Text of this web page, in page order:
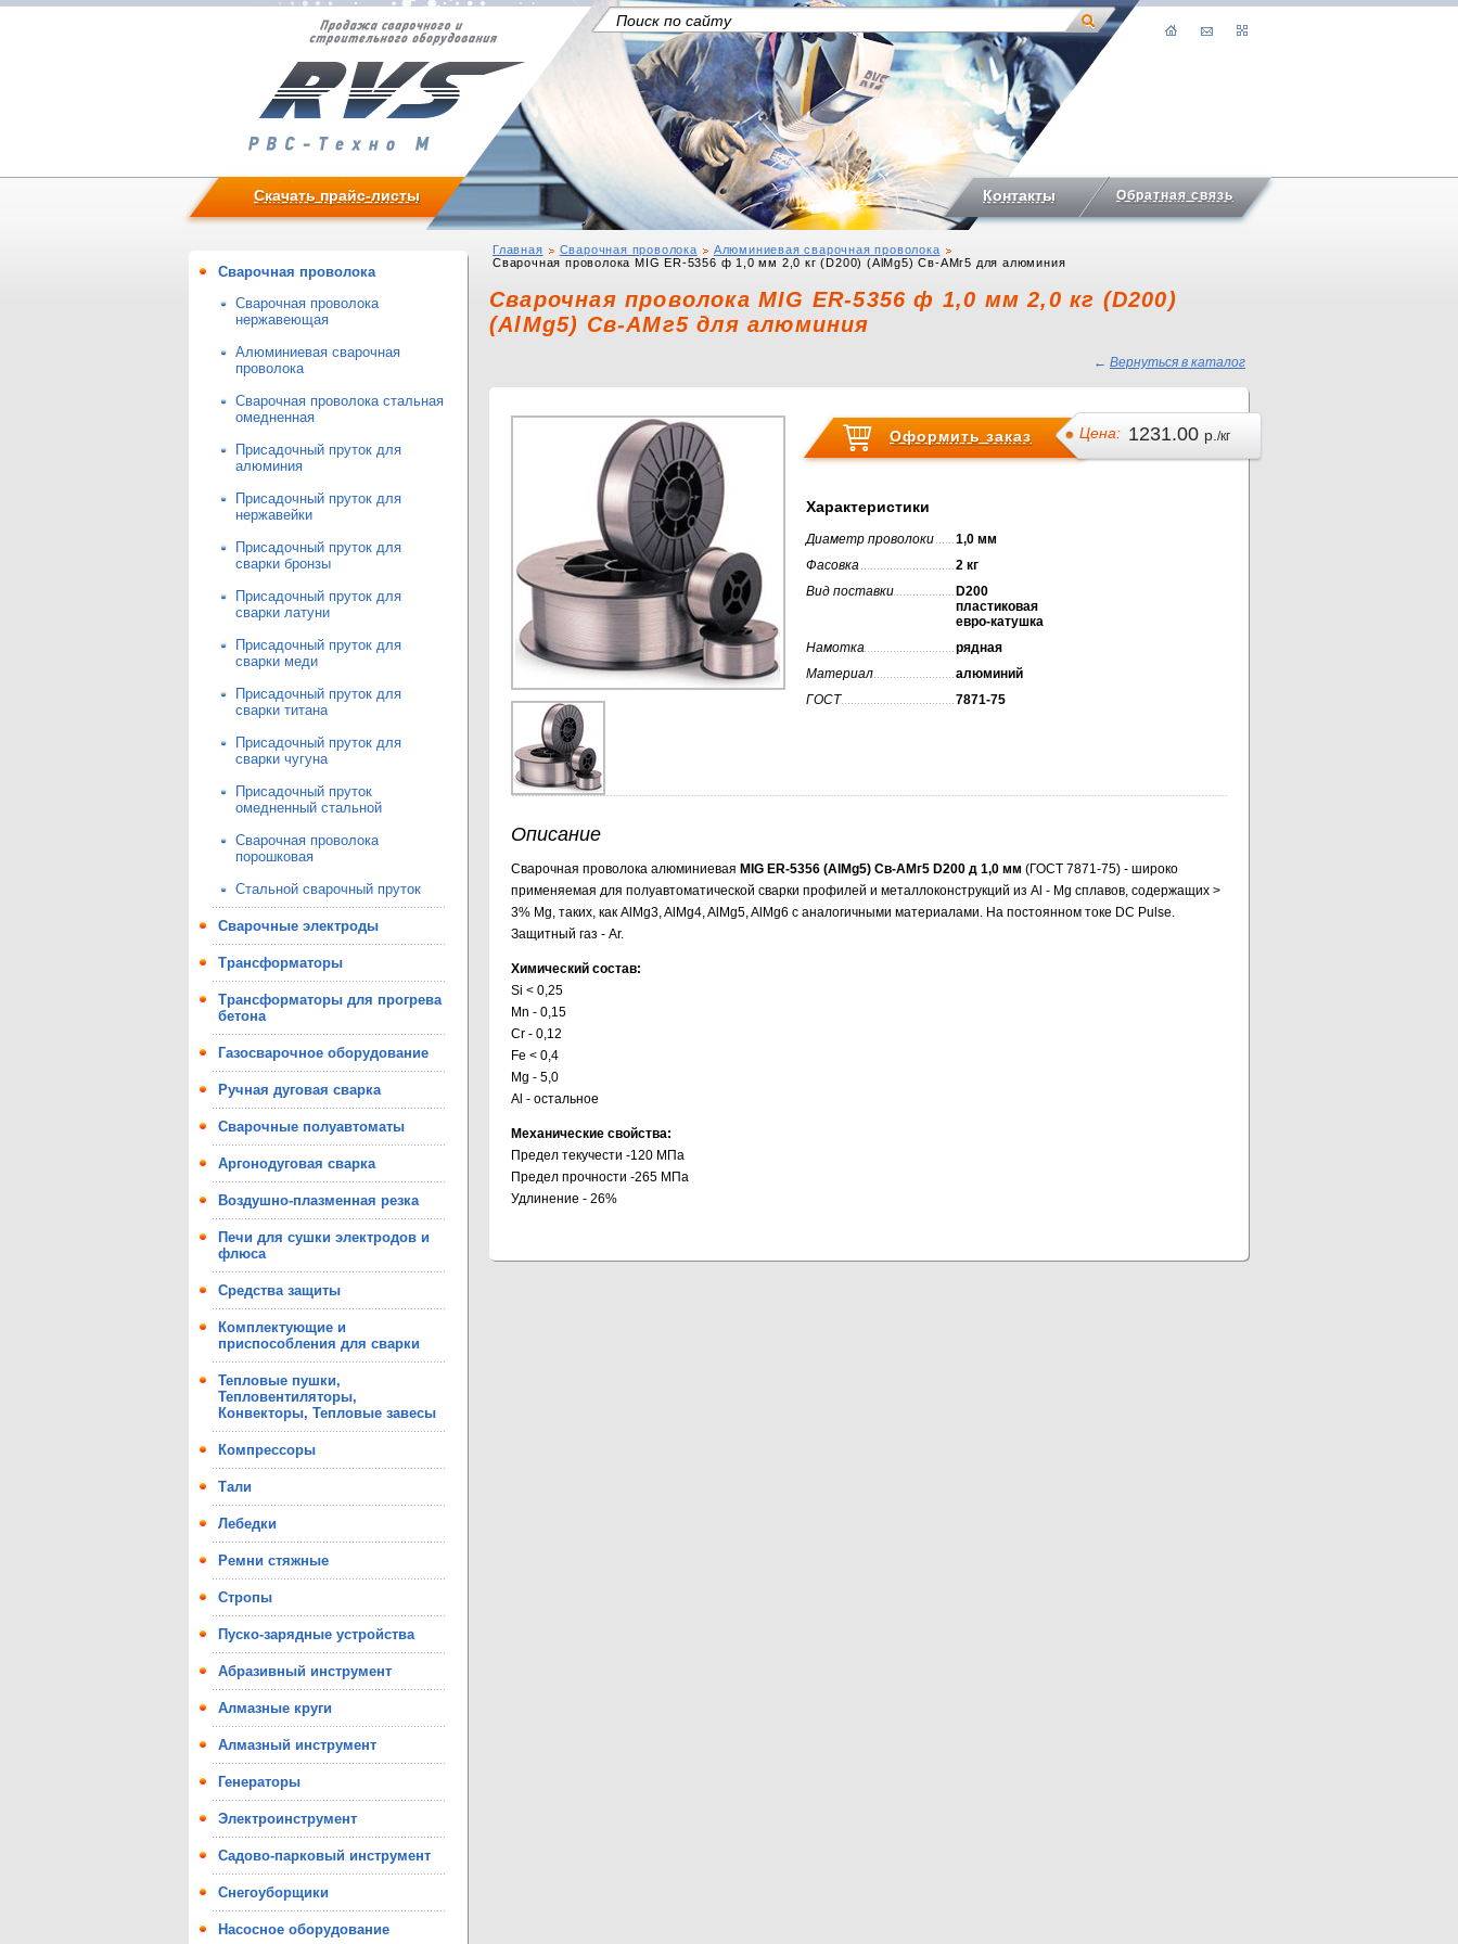
Скачать прайс-листы Контакты Обратная связь
Сварочная проволока
Сварочная проволока
нержавеющая
Алюминиевая сварочная
проволока
Сварочная проволока стальная
омедненная
Присадочный пруток для
алюминия
Присадочный пруток для
нержавейки
Присадочный пруток для
сварки бронзы
Присадочный пруток для
сварки латуни
Присадочный пруток для
сварки меди
Присадочный пруток для
сварки титана
Присадочный пруток для
сварки чугуна
Присадочный пруток
омедненный стальной
Сварочная проволока
порошковая
Стальной сварочный пруток
Сварочные электроды
Трансформаторы
Трансформаторы для прогрева
бетона
Газосварочное оборудование
Ручная дуговая сварка
Сварочные полуавтоматы
Аргонодуговая сварка
Воздушно-плазменная резка
Печи для сушки электродов и
флюса
Средства защиты
Комплектующие и
приспособления для сварки
Тепловые пушки,
Тепловентиляторы,
Конвекторы, Тепловые завесы
Компрессоры
Тали
Лебедки
Ремни стяжные
Стропы
Пуско-зарядные устройства
Абразивный инструмент
Алмазные круги
Алмазный инструмент
Генераторы
Электроинструмент
Садово-парковый инструмент
Снегоуборщики
Насосное оборудование
Главная Сварочная проволока
Алюминиевая сварочная проволока
Сварочная проволока MIG ER-5356 ф 1,0 мм 2,0 кг (D200) (AlMg5) Св-АМг5 для алюминия
Сварочная проволока MIG ER-5356 ф 1,0 мм 2,0 кг (D200)
(AlMg5) Св-АМг5 для алюминия
← Вернуться в каталог
Оформить заказ Цена: 1231.00 р. /кг
Характеристики
Диаметр проволоки
1,0 мм
Фасовка
2 кг
Вид поставки
D200
пластиковая
евро-катушка
Намотка
рядная
Материал
алюминий
ГОСТ
7871-75
Описание
Сварочная проволока алюминиевая MIG ER-5356 (AlMg5) Св-АМг5 D200 д 1,0 мм (ГОСТ 7871-75) - широко
применяемая для полуавтоматической сварки профилей и металлоконструкций из Al - Mg сплавов, содержащих >
3% Mg, таких, как AlMg3, AlMg4, AlMg5, AlMg6 с аналогичными материалами. На постоянном токе DC Pulse.
Защитный газ - Ar.
Химический состав:
Si < 0,25
Mn - 0,15
Cr - 0,12
Fe < 0,4
Mg - 5,0
Al - остальное
Механические свойства:
Предел текучести -120 МПа
Предел прочности -265 МПа
Удлинение - 26%